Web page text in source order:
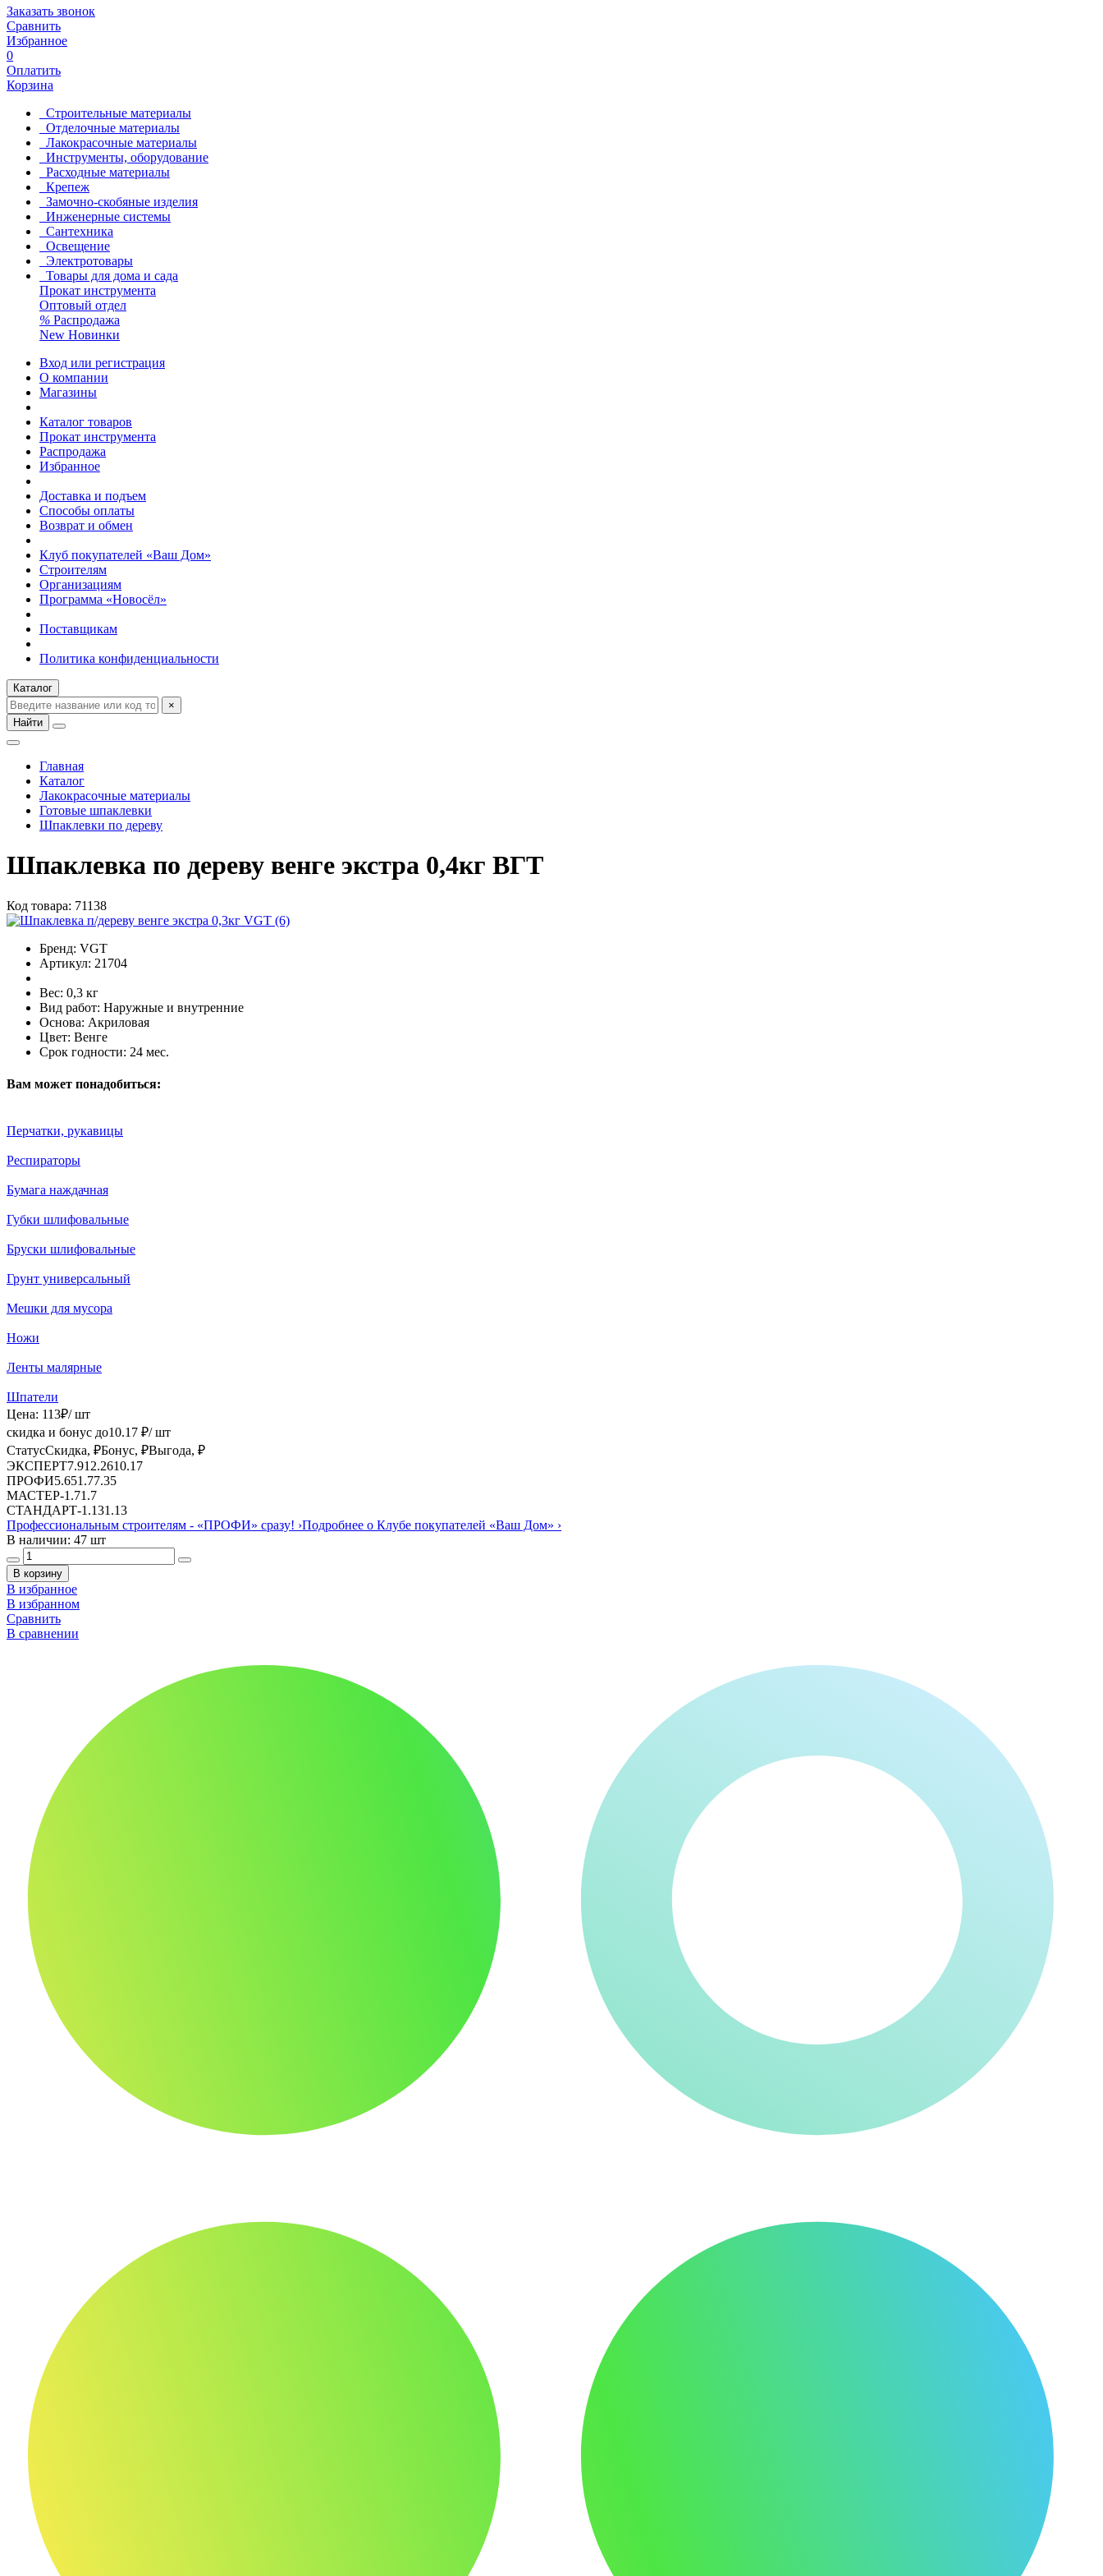
Заказать звонок
Сравнить
Избранное
0
Оплатить
Корзина
Строительные материалы
Отделочные материалы
Лакокрасочные материалы
Инструменты, оборудование
Расходные материалы
Крепеж
Замочно-скобяные изделия
Инженерные системы
Сантехника
Освещение
Электротовары
Товары для дома и сада
Прокат инструмента
Оптовый отдел
% Распродажа
New Новинки
Вход или регистрация
О компании
Магазины
Каталог товаров
Прокат инструмента
Распродажа
Избранное
Доставка и подъем
Способы оплаты
Возврат и обмен
Клуб покупателей «Ваш Дом»
Строителям
Организациям
Программа «Новосёл»
Поставщикам
Политика конфиденциальности
Каталог
×
Найти
Главная
Каталог
Лакокрасочные материалы
Готовые шпаклевки
Шпаклевки по дереву
Шпаклевка по дереву венге экстра 0,4кг ВГТ
Код товара: 71138
Бренд: VGT
Артикул: 21704
Вес: 0,3 кг
Вид работ: Наружные и внутренние
Основа: Акриловая
Цвет: Венге
Срок годности: 24 мес.
Вам может понадобиться:
Перчатки, рукавицы
Респираторы
Бумага наждачная
Губки шлифовальные
Бруски шлифовальные
Грунт универсальный
Мешки для мусора
Ножи
Ленты малярные
Шпатели
Цена: 113₽/ шт
скидка и бонус до10.17 ₽/ шт
СтатусСкидка, ₽Бонус, ₽Выгода, ₽
ЭКСПЕРТ7.91 2.2610.17
ПРОФИ5.651.77.35
МАСТЕР-1.71.7
СТАНДАРТ-1.131.13
Профессиональным строителям - «ПРОФИ» сразу! ›Подробнее о Клубе покупателей «Ваш Дом» ›
В наличии: 47 шт
В корзину
В избранное
В избранном
Сравнить
В сравнении